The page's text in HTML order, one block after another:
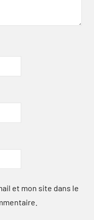
et mon site dans le